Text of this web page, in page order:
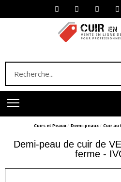
Cuirs et Peaux Demi-peaux Cuir au
Demi-peau de cuir de
ferme -